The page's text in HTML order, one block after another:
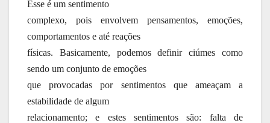
Esse é um sentimento
complexo, pois envolvem pensamentos, emoções,
comportamentos e até reações
físicas. Basicamente, podemos definir ciúmes como
sendo um conjunto de emoções
que provocadas por sentimentos que ameaçam a
estabilidade de algum
relacionamento; e estes sentimentos são: falta de